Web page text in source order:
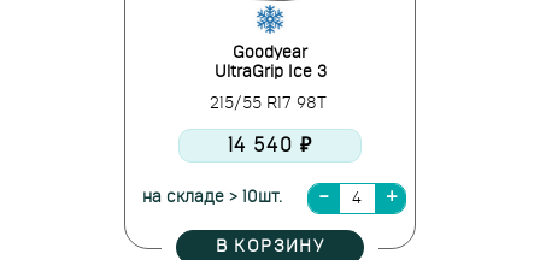
Goodyear
UltraGrip Ice 3
215/55 R17 98T
14 540 ₽
на складе > 10шт.
В КОРЗИНУ